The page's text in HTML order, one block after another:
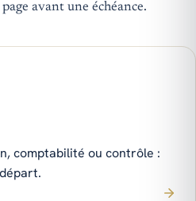
avant une échéance.
comptabilité ou contrôle :